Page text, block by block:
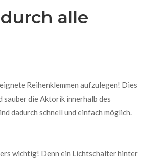
alle
Reihenklemmen aufzulegen! Dies
die Aktorik innerhalb des
dadurch schnell und einfach möglich.
wichtig! Denn ein Lichtschalter hinter